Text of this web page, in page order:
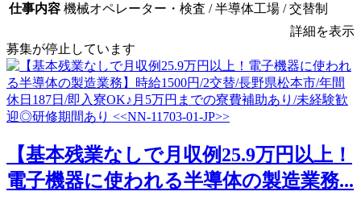
仕事内容 機械オペレーター・検査 / 半導体工場 / 交替制
詳細を表示
募集が停止しています
【基本残業なしで月収例25.9万円以上！
電子機器に使われる半導体の製造業務...